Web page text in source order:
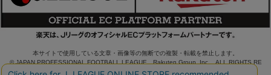
本サイトで使用している文章・画像等の無断での複製・転載を禁止します。
© JAPAN PROFESSIONAL FOOTBALL LEAGUE Rakuten Group, Inc. ALL RIGHTS RE
SERVED.